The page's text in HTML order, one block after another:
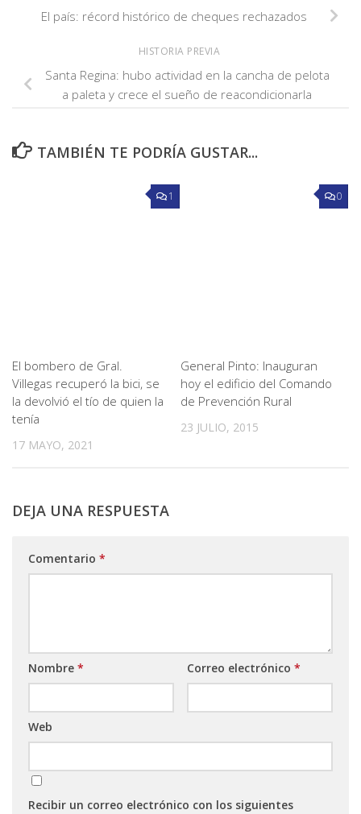
El país: récord histórico de cheques rechazados
HISTORIA PREVIA
Santa Regina: hubo actividad en la cancha de pelota
a paleta y crece el sueño de reacondicionarla
TAMBIÉN TE PODRÍA GUSTAR...
1
El bombero de Gral.
Villegas recuperó la bici, se
la devolvió el tío de quien la
tenía
17 MAYO, 2021
0
General Pinto: Inauguran
hoy el edificio del Comando
de Prevención Rural
23 JULIO, 2015
DEJA UNA RESPUESTA
Comentario *
Nombre * Correo electrónico *
Web
Recibir un correo electrónico con los siguientes